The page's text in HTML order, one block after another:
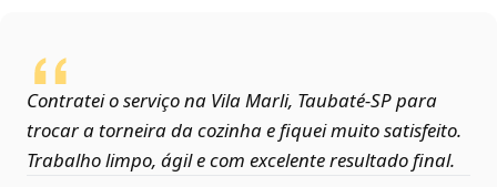
Contratei o serviço na Vila Marli, Taubaté‑SP para
trocar a torneira da cozinha e fiquei muito satisfeito.
Trabalho limpo, ágil e com excelente resultado final.